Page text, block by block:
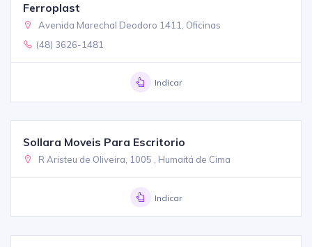
Ferroplast
Avenida Marechal Deodoro 1411, Oficinas
(48) 3626-1481
Indicar
Sollara Moveis Para Escritorio
R Aristeu de Oliveira, 1005 , Humaitá de Cima
Indicar